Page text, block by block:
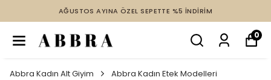
AĞUSTOS AYINA ÖZEL SEPETTE %5 İNDİRİM
0
Abbra Kadın Alt Giyim Abbra Kadın Etek Modelleri